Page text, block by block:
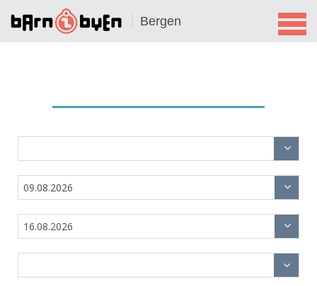
Bergen